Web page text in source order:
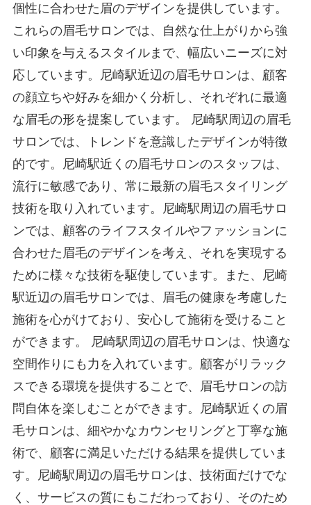
個性に合わせた眉のデザインを提供しています。
これらの眉毛サロンでは、自然な仕上がりから強
い印象を与えるスタイルまで、幅広いニーズに対
応しています。尼崎駅近辺の眉毛サロンは、顧客
の顔立ちや好みを細かく分析し、それぞれに最適
な眉毛の形を提案しています。 尼崎駅周辺の眉毛
サロンでは、トレンドを意識したデザインが特徴
的です。尼崎駅近くの眉毛サロンのスタッフは、
流行に敏感であり、常に最新の眉毛スタイリング
技術を取り入れています。尼崎駅周辺の眉毛サロ
ンでは、顧客のライフスタイルやファッションに
合わせた眉毛のデザインを考え、それを実現する
ために様々な技術を駆使しています。また、尼崎
駅近辺の眉毛サロンでは、眉毛の健康を考慮した
施術を心がけており、安心して施術を受けること
ができます。 尼崎駅周辺の眉毛サロンは、快適な
空間作りにも力を入れています。顧客がリラック
スできる環境を提供することで、眉毛サロンの訪
問自体を楽しむことができます。尼崎駅近くの眉
毛サロンは、細やかなカウンセリングと丁寧な施
術で、顧客に満足いただける結果を提供していま
す。尼崎駅周辺の眉毛サロンは、技術面だけでな
く、サービスの質にもこだわっており、そのため